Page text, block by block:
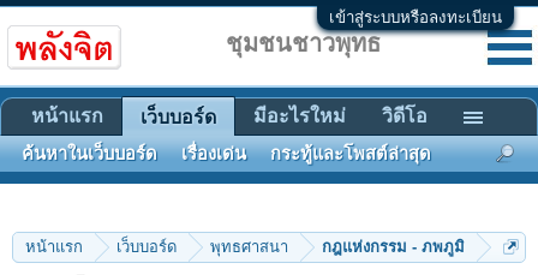
เข้าสู่ระบบหรือลงทะเบียน
หน้าแรก เว็บบอร์ด พุทธศาสนา กฎแห่งกรรม - ภพภูมิ
ชุมชนชาวพุทธ
หน้าแรก เว็บบอร์ด
ค้นหาในเว็บบอร์ด เรื่องเด่น กระทู้และโพสต์ล่าสุด
มีอะไรใหม่ วิดีโอ